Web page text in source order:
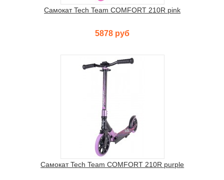
Самокат Tech Team COMFORT 210R pink
5878 руб
Самокат Tech Team COMFORT 210R purple